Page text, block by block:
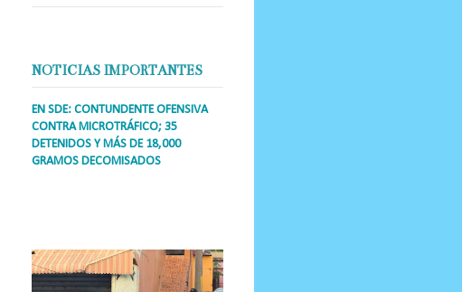
NOTICIAS IMPORTANTES
EN SDE: CONTUNDENTE OFENSIVA
CONTRA MICROTRÁFICO; 35
DETENIDOS Y MÁS DE 18,000
GRAMOS DECOMISADOS